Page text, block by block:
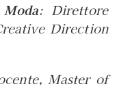
: Direttore
Direction
, Master of